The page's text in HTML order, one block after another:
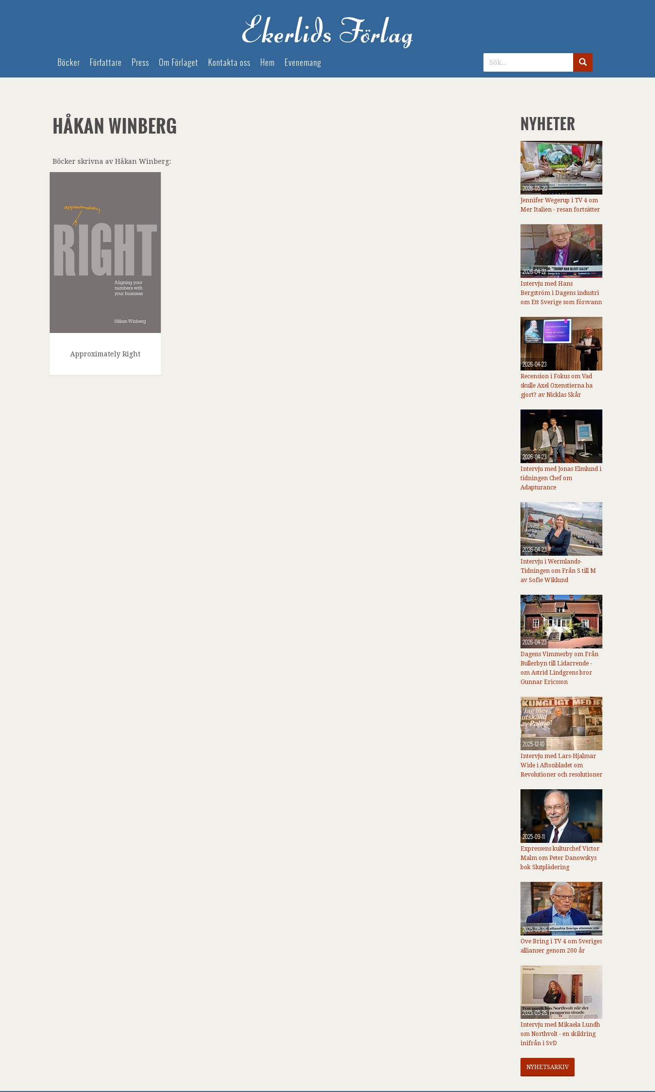
Böcker Författare Press Om Förlaget Kontakta oss Hem Evenemang
HÅKAN WINBERG
Böcker skrivna av Håkan Winberg:
Approximately Right
NYHETER
2026-05-20
Jennifer Wegerup i TV 4 om
Mer Italien - resan fortsätter
2026-04-27
Intervju med Hans
Bergström i Dagens industri
om Ett Sverige som försvann
2026-04-23
Recension i Fokus om Vad
skulle Axel Oxenstierna ha
gjort? av Nicklas Skår
2026-04-23
Intervju med Jonas Elmlund i
tidningen Chef om
Adapturance
2026-04-23
Intervju i Wermlands-
Tidningen om Från S till M
av Sofie Wiklund
2026-04-23
Dagens Vimmerby om Från
Bullerbyn till Lidarrende -
om Astrid Lindgrens bror
Gunnar Ericsson
2025-12-10
Intervju med Lars-Hjalmar
Wide i Aftonbladet om
Revolutioner och resolutioner
2025-09-11
Expressens kulturchef Victor
Malm om Peter Danowskys
bok Slutplädering
2025-05-26
Ove Bring i TV 4 om Sveriges
allianser genom 200 år
2025-05-26
Intervju med Mikaela Lundh
om Northvolt - en skildring
inifrån i SvD
NYHETSARKIV